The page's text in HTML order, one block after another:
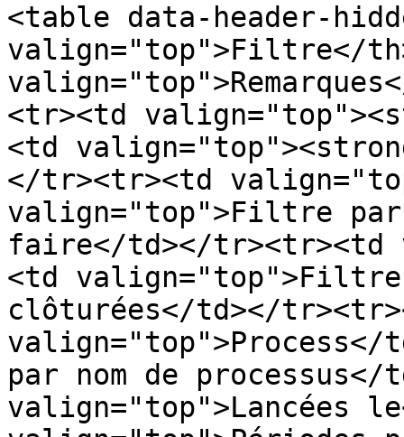
<table data-header-
valign="top">Filtre</
<tr><td
<td
</tr><tr><td
valign="top">Filtre par
faire</td></tr><tr><td
<td
clôturées</td></
par nom de
valign="top">Lancées